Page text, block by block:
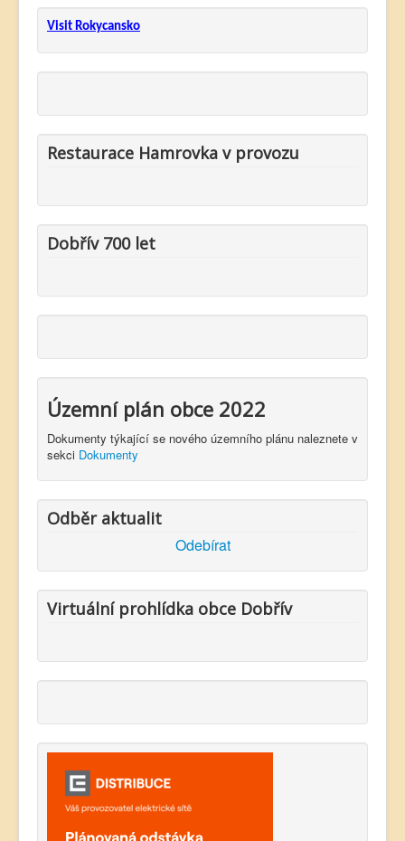
Visit Rokycansko
Restaurace Hamrovka v provozu
Dobřív 700 let
Územní plán obce 2022
Dokumenty týkající se nového územního plánu naleznete v
sekci Dokumenty
Odběr aktualit
Odebírat
Virtuální prohlídka obce Dobřív